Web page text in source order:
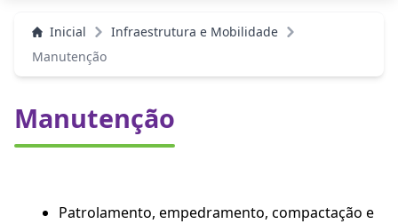
Inicial
Infraestrutura e Mobilidade
Manutenção
Manutenção
Patrolamento, empedramento, compactação e